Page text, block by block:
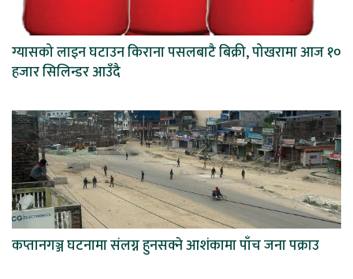
ग्यासको लाइन घटाउन किराना पसलबाटै बिक्री, पोखरामा आज १०
हजार सिलिन्डर आउँदै
कप्तानगञ्ज घटनामा संलग्न हुनसक्ने आशंकामा पाँच जना पक्राउ